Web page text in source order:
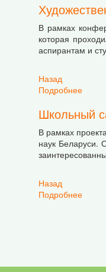
В рамках
которая
аспирантам и
Назад
Подробнее
Школьный
В рамках
наук Беларуси.
Назад
Подробнее